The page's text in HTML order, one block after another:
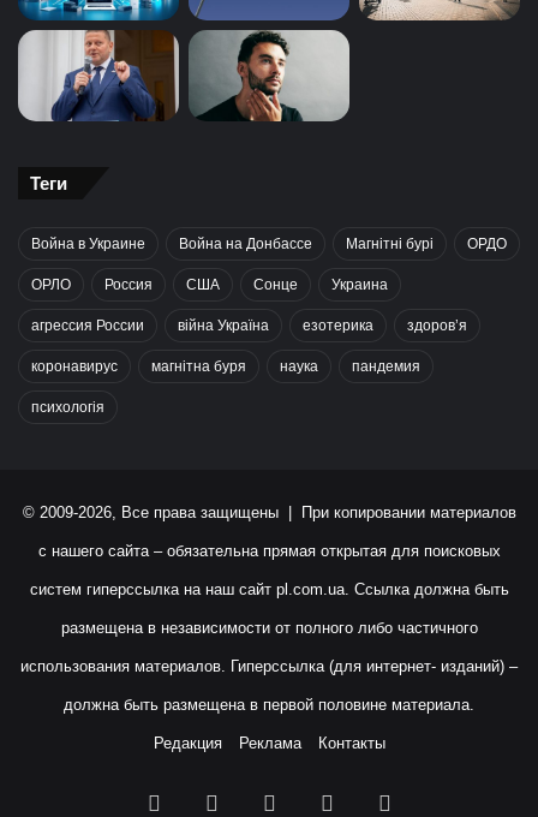
Теги
Война в Украине Война на Донбассе Магнітні бурі ОРДО
ОРЛО Россия США Сонце Украина
агрессия России війна Україна езотерика здоров’я
коронавирус магнітна буря наука пандемия
психологія
© 2009-2026, Все права защищены | При копировании материалов
с нашего сайта – обязательна прямая открытая для поисковых
систем гиперссылка на наш сайт pl.com.ua. Ссылка должна быть
размещена в независимости от полного либо частичного
использования материалов. Гиперссылка (для интернет- изданий) –
должна быть размещена в первой половине материала.
Редакция Реклама Контакты
Facebook YouTubeInstagram